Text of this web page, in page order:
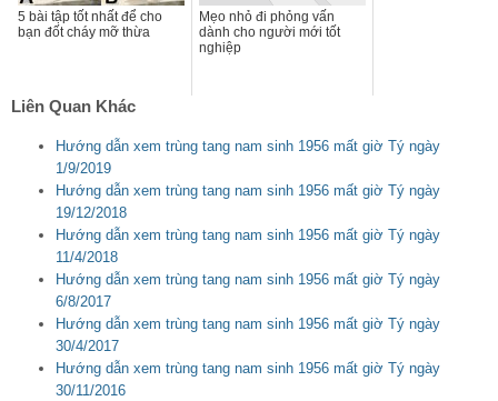
5 bài tập tốt nhất để cho
bạn đốt cháy mỡ thừa
Mẹo nhỏ đi phỏng vấn
dành cho người mới tốt
nghiệp
Liên Quan Khác
Hướng dẫn xem trùng tang nam sinh 1956 mất giờ Tý ngày
1/9/2019
Hướng dẫn xem trùng tang nam sinh 1956 mất giờ Tý ngày
19/12/2018
Hướng dẫn xem trùng tang nam sinh 1956 mất giờ Tý ngày
11/4/2018
Hướng dẫn xem trùng tang nam sinh 1956 mất giờ Tý ngày
6/8/2017
Hướng dẫn xem trùng tang nam sinh 1956 mất giờ Tý ngày
30/4/2017
Hướng dẫn xem trùng tang nam sinh 1956 mất giờ Tý ngày
30/11/2016